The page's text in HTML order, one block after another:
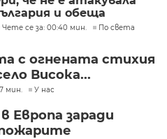
и обеща
Чете се за: 00:40 мин. По света
с огнената стихия
Висока...
мин. У нас
Европа заради